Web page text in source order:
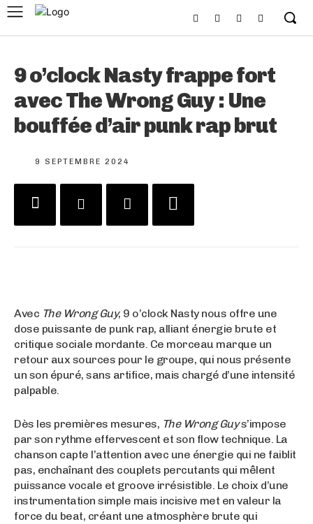
9 o’clock Nasty frappe fort
avec The Wrong Guy : Une
bouffée d’air punk rap brut
9 SEPTEMBRE 2024
Avec The Wrong Guy, 9 o’clock Nasty nous offre une
dose puissante de punk rap, alliant énergie brute et
critique sociale mordante. Ce morceau marque un
retour aux sources pour le groupe, qui nous présente
un son épuré, sans artifice, mais chargé d’une intensité
palpable.
Dès les premières mesures, The Wrong Guys’impose
par son rythme effervescent et son flow technique. La
chanson capte l’attention avec une énergie qui ne faiblit
pas, enchaînant des couplets percutants qui mêlent
puissance vocale et groove irrésistible. Le choix d’une
instrumentation simple mais incisive met en valeur la
force du beat, créant une atmosphère brute qui